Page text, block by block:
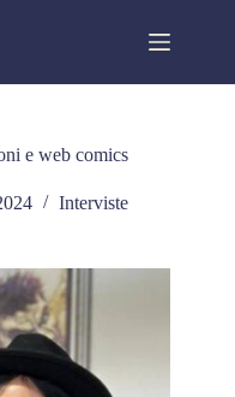
e web comics
Interviste